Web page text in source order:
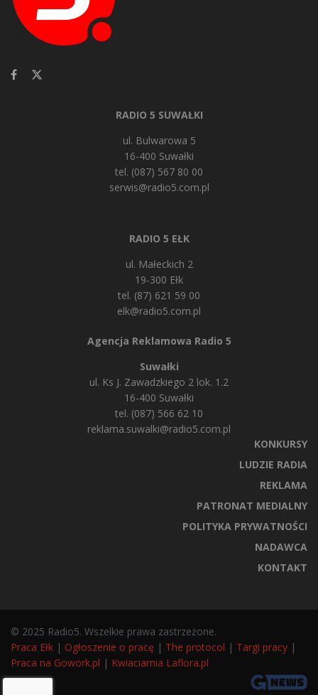
RADIO 5 SUWAŁKI
ul. Bulwarowa 5
16-400 Suwałki
tel. (087) 567 80 00
serwis@radio5.com.pl
RADIO 5 EŁK
ul. Małeckich 2
19-300 Ełk
tel. (87) 621 59 00
elk@radio5.com.pl
Agencja Reklamowa Radio 5
Suwałki
ul. Ks J. Zawadzkiego 2 lok. 1.2
16-400 Suwałki
tel. (087) 566 62 10
reklama.suwalki@radio5.com.pl
KONKURSY
LUDZIE RADIA
REKLAMA
PATRONAT MEDIALNY
POLITYKA PRYWATNOŚCI
NADAWCA
KONTAKT
© 2025 Radio5. Wszelkie prawa zastrzeżone.
Praca Ełk | Ogłoszenie o pracę | The protocol | Targi pracy |
Praca na Gowork.pl | Kwiaciarnia Laflora.pl